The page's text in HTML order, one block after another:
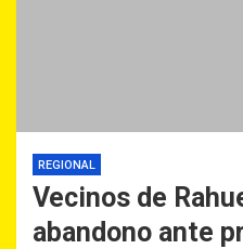
REGIONAL
Vecinos de
abandono ante